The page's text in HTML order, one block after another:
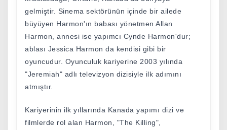
gelmiştir. Sinema sektörünün içinde bir ailede
büyüyen Harmon'ın babası yönetmen Allan
Harmon, annesi ise yapımcı Cynde Harmon'dur;
ablası Jessica Harmon da kendisi gibi bir
oyuncudur. Oyunculuk kariyerine 2003 yılında
"Jeremiah" adlı televizyon dizisiyle ilk adımını
atmıştır.
Kariyerinin ilk yıllarında Kanada yapımı dizi ve
filmlerde rol alan Harmon, "The Killing",